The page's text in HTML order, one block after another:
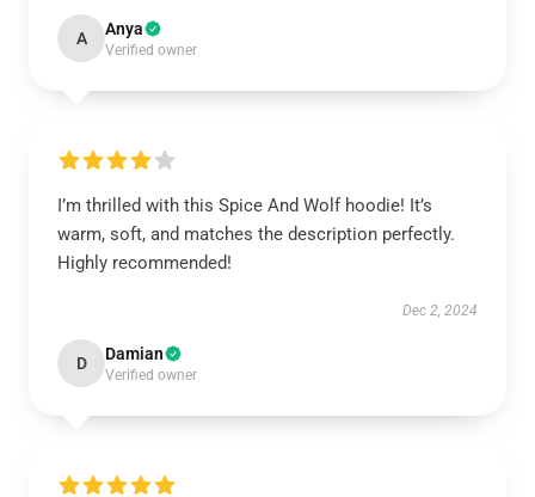
A Anya
Verified owner
I’m thrilled with this Spice And Wolf hoodie! It’s
warm, soft, and matches the description perfectly.
Highly recommended!
Dec 2, 2024
D Damian
Verified owner